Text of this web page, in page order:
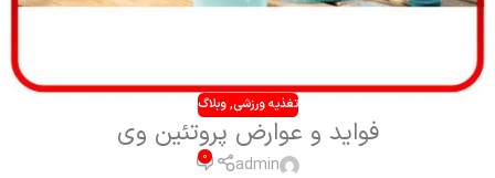
تغذیه ورزشی,وبلاگ
فواید و عوارض پروتئین وی
admin
0